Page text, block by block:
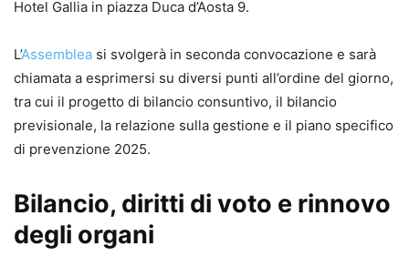
Hotel Gallia in piazza Duca d’Aosta 9.
L’Assemblea si svolgerà in seconda convocazione e sarà
chiamata a esprimersi su diversi punti all’ordine del giorno,
tra cui il progetto di bilancio consuntivo, il bilancio
previsionale, la relazione sulla gestione e il piano specifico
di prevenzione 2025.
Bilancio, diritti di voto e rinnovo
degli organi